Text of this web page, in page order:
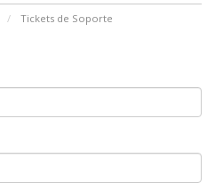
Tickets de Soporte